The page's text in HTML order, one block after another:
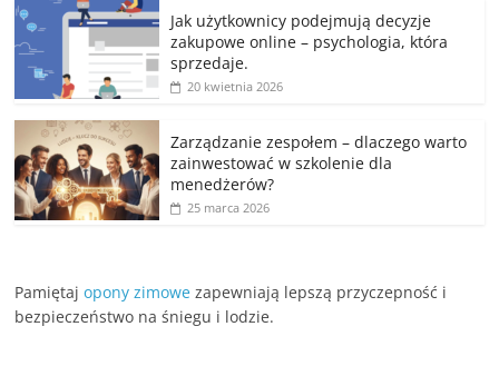
Jak użytkownicy podejmują decyzje
zakupowe online – psychologia, która
sprzedaje.
20 kwietnia 2026
Zarządzanie zespołem – dlaczego warto
zainwestować w szkolenie dla
menedżerów?
25 marca 2026
Pamiętajopony zimowe zapewniają lepszą przyczepność i
bezpieczeństwo na śniegu i lodzie.